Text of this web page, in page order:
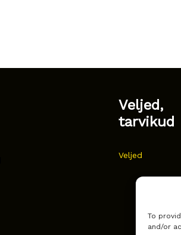
To
and/or
Veljed,
tarvikud
Veljed